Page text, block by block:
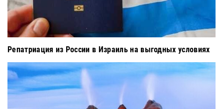
Репатриация из России в Израиль на выгодных условиях